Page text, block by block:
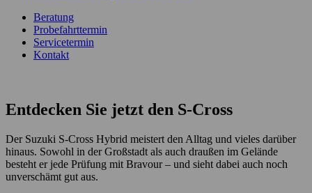
Beratung
Probefahrttermin
Servicetermin
Kontakt
Entdecken Sie jetzt den S-Cross
Der Suzuki S-Cross Hybrid meistert den Alltag und vieles darüber
hinaus. Sowohl in der Großstadt als auch draußen im Gelände
besteht er jede Prüfung mit Bravour – und sieht dabei auch noch
unverschämt gut aus.